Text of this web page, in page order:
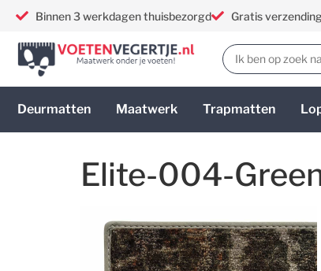
Binnen 3 werkdagen thuisbezorgd Gratis
Deurmatten Maatwerk Trapmatten
Elite-004-